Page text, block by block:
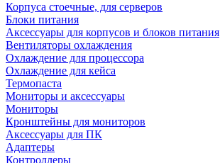
Корпуса стоечные, для серверов
Блоки питания
Аксессуары для корпусов и блоков питания
Вентиляторы охлаждения
Охлаждение для процессора
Охлаждение для кейса
Термопаста
Мониторы и аксессуары
Мониторы
Кронштейны для мониторов
Аксессуары для ПК
Адаптеры
Контроллеры